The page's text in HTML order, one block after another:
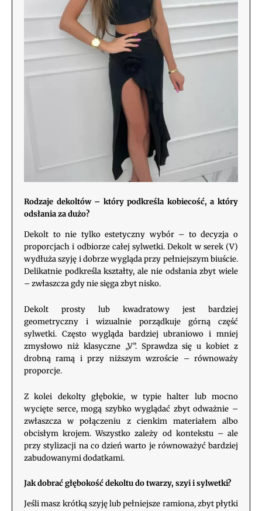
Rodzaje dekoltów – który podkreśla kobiecość, a który
odsłania za dużo?
Dekolt to nie tylko estetyczny wybór – to decyzja o
proporcjach i odbiorze całej sylwetki. Dekolt w serek (V)
wydłuża szyję i dobrze wygląda przy pełniejszym biuście.
Delikatnie podkreśla kształty, ale nie odsłania zbyt wiele
– zwłaszcza gdy nie sięga zbyt nisko.
Dekolt prosty lub kwadratowy jest bardziej
geometryczny i wizualnie porządkuje górną część
sylwetki. Często wygląda bardziej ubraniowo i mniej
zmysłowo niż klasyczne „V”. Sprawdza się u kobiet z
drobną ramą i przy niższym wzroście – równoważy
proporcje.
Z kolei dekolty głębokie, w typie halter lub mocno
wycięte serce, mogą szybko wyglądać zbyt odważnie –
zwłaszcza w połączeniu z cienkim materiałem albo
obcisłym krojem. Wszystko zależy od kontekstu – ale
przy stylizacji na co dzień warto je równoważyć bardziej
zabudowanymi dodatkami.
Jak dobrać głębokość dekoltu do twarzy, szyi i sylwetki?
Jeśli masz krótką szyję lub pełniejsze ramiona, zbyt płytki